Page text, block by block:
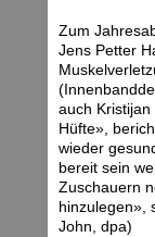
Zum
Jens Petter
auch
Hüfte»,
wieder
bereit sein
Zuschauern
hinzulegen»,
John, dpa)